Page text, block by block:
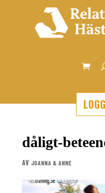
dåligt-
AV JOANNA & ANNE